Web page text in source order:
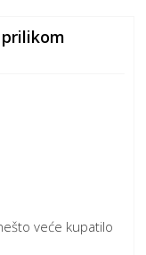
veće kupatilo